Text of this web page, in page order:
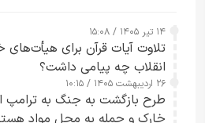
۱۴ تیر ۱۴۰۵ / ۱۵:۰۸
تلاوت آیات قرآن برای
انقلاب چه پیامی داشت؟
۲۶ اردیبهشت ۱۴۰۵ / ۱۰:۱۵
طرح‌ بازگشت به جنگ به ترامپ